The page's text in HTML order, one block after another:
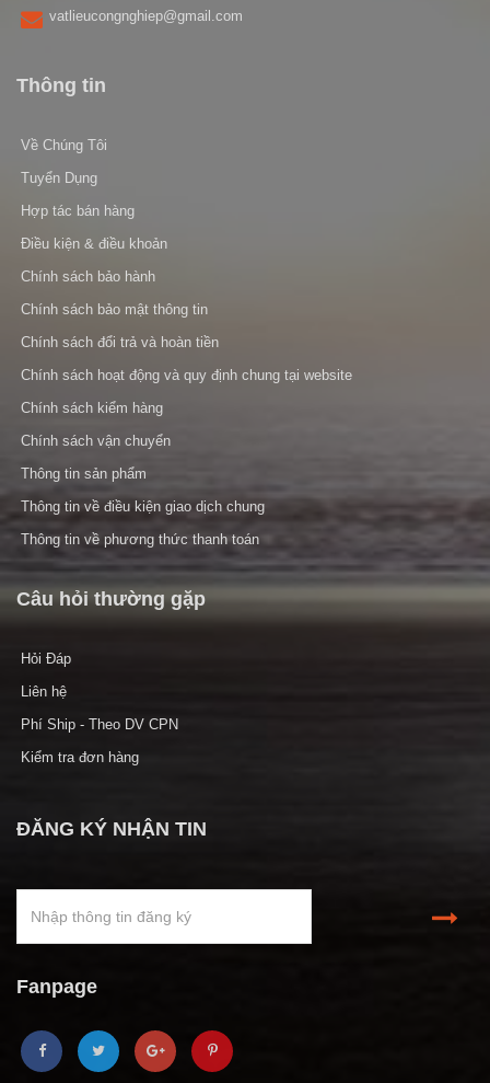
vatlieucongnghiep@gmail.com
Thông tin
Về Chúng Tôi
Tuyển Dụng
Hợp tác bán hàng
Điều kiện & điều khoản
Chính sách bảo hành
Chính sách bảo mật thông tin
Chính sách đổi trả và hoàn tiền
Chính sách hoạt động và quy định chung tại website
Chính sách kiểm hàng
Chính sách vận chuyển
Thông tin sản phẩm
Thông tin về điều kiện giao dịch chung
Thông tin về phương thức thanh toán
Câu hỏi thường gặp
Hỏi Đáp
Liên hệ
Phí Ship - Theo DV CPN
Kiểm tra đơn hàng
ĐĂNG KÝ NHẬN TIN
Fanpage